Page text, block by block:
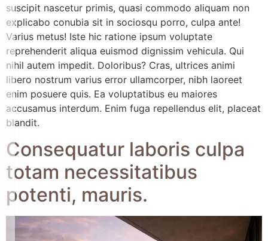
suscipit nascetur primis, quasi commodo aliquam non
explicabo conubia sit in sociosqu porro, culpa ante!
Varius metus! Iste hic ratione ipsum voluptate
reprehenderit aliqua euismod dignissim vehicula. Qui
nihil autem impedit. Doloribus? Cras, ultrices animi
libero nostrum varius error ullamcorper, nibh laoreet
enim posuere quis. Ea voluptatibus eu maiores
accusamus interdum. Enim fuga repellendus elit, placeat
blandit.
Consequatur laboris culpa
totam necessitatibus
potenti, mauris.